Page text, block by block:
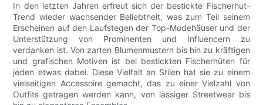
In den letzten Jahren erfreut sich der bestickte Fischerhut-
Trend wieder wachsender Beliebtheit, was zum Teil seinem
Erscheinen auf den Laufstegen der Top-Modehäuser und der
Unterstützung von Prominenten und Influencern zu
verdanken ist. Von zarten Blumenmustern bis hin zu kräftigen
und grafischen Motiven ist bei bestickten Fischerhüten für
jeden etwas dabei. Diese Vielfalt an Stilen hat sie zu einem
vielseitigen Accessoire gemacht, das zu einer Vielzahl von
Outfits getragen werden kann, von lässiger Streetwear bis